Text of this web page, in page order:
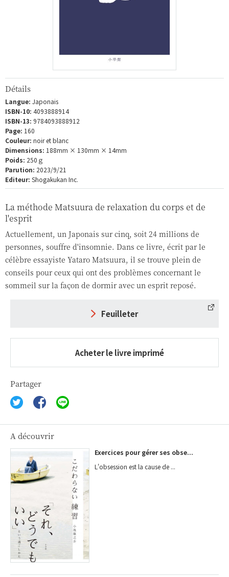
Détails
Langue: Japonais
ISBN-10: 4093888914
ISBN-13: 9784093888912
Page: 160
Couleur: noir et blanc
Dimensions: 188mm × 130mm × 14mm
Poids: 250ｇ
Parution: 2023/9/21
Editeur: Shogakukan Inc.
La méthode Matsuura de relaxation du corps et de
l'esprit
Actuellement, un Japonais sur cinq, soit 24 millions de
personnes, souffre d'insomnie. Dans ce livre, écrit par le
célèbre essayiste Yataro Matsuura, il se trouve plein de
conseils pour ceux qui ont des problèmes concernant le
sommeil sur la façon de dormir avec un esprit reposé.
Feuilleter
Acheter le livre imprimé
Partager
A découvrir
Exercices pour gérer ses obse...
L'obsession est la cause de ...